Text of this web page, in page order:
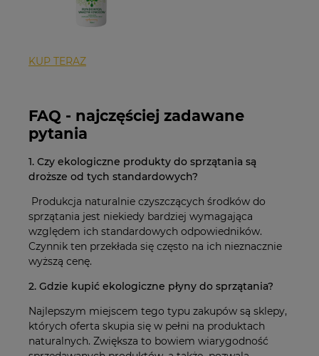
KUP TERAZ
FAQ - najczęściej zadawane
pytania
1. Czy ekologiczne produkty do sprzątania są
droższe od tych standardowych?
Produkcja naturalnie czyszczących środków do
sprzątania jest niekiedy bardziej wymagająca
względem ich standardowych odpowiedników.
Czynnik ten przekłada się często na ich nieznacznie
wyższą cenę.
2. Gdzie kupić ekologiczne płyny do sprzątania?
Najlepszym miejscem tego typu zakupów są sklepy,
których oferta skupia się w pełni na produktach
naturalnych. Zwiększa to bowiem wiarygodność